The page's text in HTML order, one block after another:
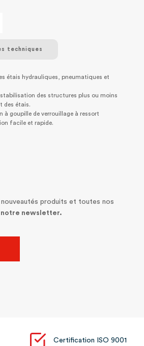
techniques
étais hydrauliques, pneumatiques et
des structures plus ou moins
des étais.
à goupille de verrouillage à ressort
facile et rapide.
produits et toutes nos
notre newsletter.
Certification ISO 9001